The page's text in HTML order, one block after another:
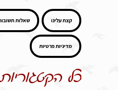
קצת עלינו שאלות
מדיניות פרטיות
כל